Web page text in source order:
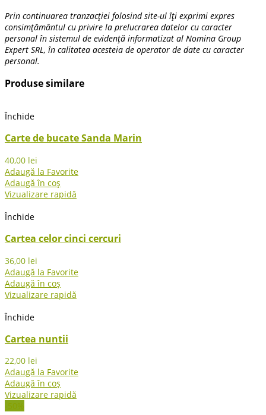
Prin continuarea tranzacției folosind site-ul îți exprimi expres
consimțământul cu privire la prelucrarea datelor cu caracter
personal în sistemul de evidență informatizat al Nomina Group
Expert SRL, în calitatea acesteia de operator de date cu caracter
personal.
Produse similare
Închide
Carte de bucate Sanda Marin
40,00 lei
Adaugă la Favorite
Adaugă în coș
Vizualizare rapidă
Închide
Cartea celor cinci cercuri
36,00 lei
Adaugă la Favorite
Adaugă în coș
Vizualizare rapidă
Închide
Cartea nuntii
22,00 lei
Adaugă la Favorite
Adaugă în coș
Vizualizare rapidă
-50%